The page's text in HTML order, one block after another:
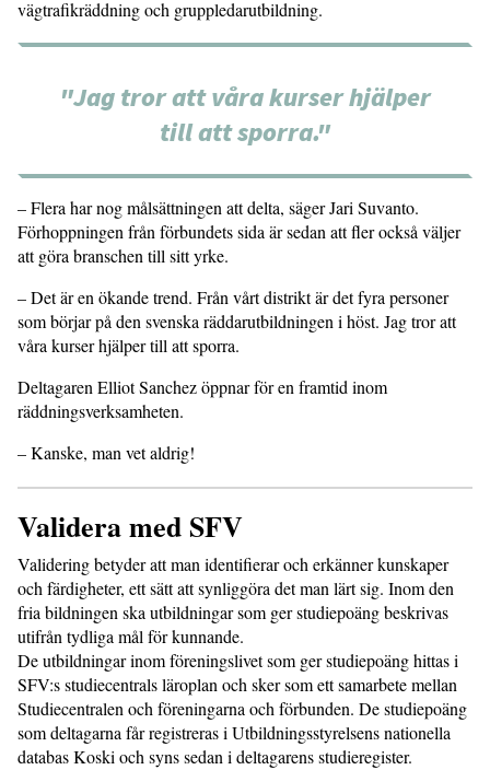
vägtrafikräddning och gruppledarutbildning.
"Jag tror att våra kurser hjälper
till att sporra."
– Flera har nog målsättningen att delta, säger Jari Suvanto.
Förhoppningen från förbundets sida är sedan att fler också väljer
att göra branschen till sitt yrke.
– Det är en ökande trend. Från vårt distrikt är det fyra personer
som börjar på den svenska räddarutbildningen i höst. Jag tror att
våra kurser hjälper till att sporra.
Deltagaren Elliot Sanchez öppnar för en framtid inom
räddningsverksamheten.
­– Kanske, man vet aldrig!
Validera med SFV
Validering betyder att man identifierar och erkänner kunskaper
och färdigheter, ett sätt att synliggöra det man lärt sig. Inom den
fria bildningen ska utbildningar som ger studiepoäng beskrivas
utifrån tydliga mål för kunnande.
De utbildningar inom föreningslivet som ger studiepoäng hittas i
SFV:s studiecentrals läroplan och sker som ett samarbete mellan
Studiecentralen och föreningarna och förbunden. De studiepoäng
som deltagarna får registreras i Utbildningsstyrelsens nationella
databas Koski och syns sedan i deltagarens studieregister.